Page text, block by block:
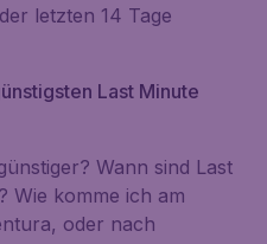
letzten 14 Tage
Last Minute
Wann sind Last
Wie komme ich am
oder nach